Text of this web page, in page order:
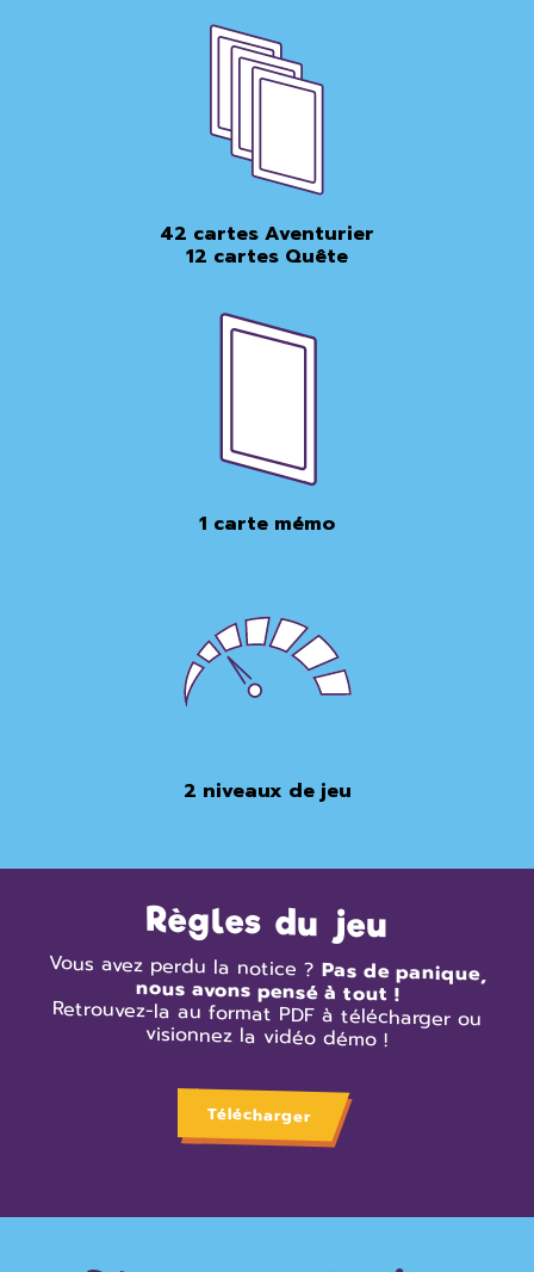
42 cartes Aventurier
12 cartes Quête
1 carte mémo
2 niveaux de jeu
Règles du jeu
Vous avez perdu la notice ? Pas de panique,
nous avons pensé à tout !
Retrouvez-la au format PDF à télécharger ou
visionnez la vidéo démo !
Télécharger